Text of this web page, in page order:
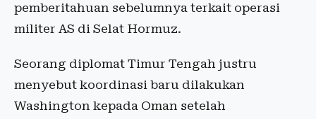
pemberitahuan sebelumnya terkait operasi
militer AS di Selat Hormuz.
Seorang diplomat Timur Tengah justru
menyebut koordinasi baru dilakukan
Washington kepada Oman setelah